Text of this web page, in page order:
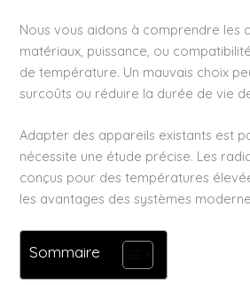
Nous vous aidons à comprendre les
matériaux, puissance, ou
de température. Un mauvais choix
surcoûts ou réduire la durée de vie
Adapter des appareils existants est
nécessite une étude précise. Les
conçus pour des températures
les avantages des systèmes
Sommaire